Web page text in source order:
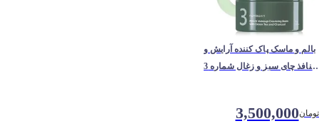
بالم و ماسک پاک کننده آرایش و
منافذ چای سبز و زغال شماره 3
3,500,000تومان